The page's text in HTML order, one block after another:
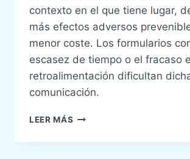
contexto en el que tiene lugar,
más efectos adversos
menor coste. Los formularios
escasez de tiempo o el fracaso
retroalimentación dificultan
comunicación.
LEER MÁS BJA
5: